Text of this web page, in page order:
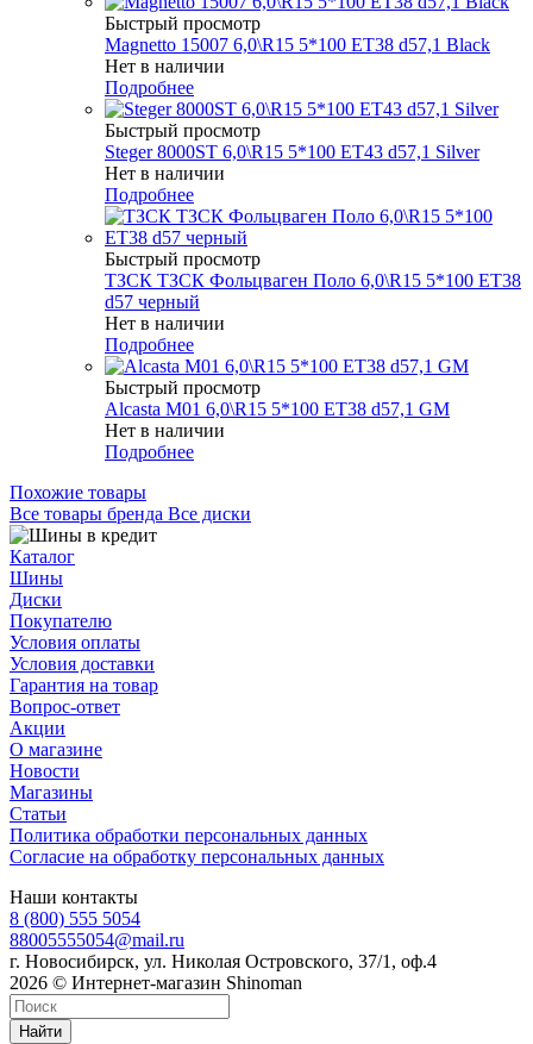
Быстрый просмотр
Magnetto 15007 6,0\R15 5*100 ET38 d57,1 Black
Нет в наличии
Подробнее
Быстрый просмотр
Steger 8000ST 6,0\R15 5*100 ET43 d57,1 Silver
Нет в наличии
Подробнее
Быстрый просмотр
ТЗСК ТЗСК Фольцваген Поло 6,0\R15 5*100 ET38
d57 черный
Нет в наличии
Подробнее
Быстрый просмотр
Alcasta M01 6,0\R15 5*100 ET38 d57,1 GM
Нет в наличии
Подробнее
Похожие товары
Все товары бренда Все диски
Каталог
Шины
Диски
Покупателю
Условия оплаты
Условия доставки
Гарантия на товар
Вопрос-ответ
Акции
О магазине
Новости
Магазины
Статьи
Политика обработки персональных данных
Согласие на обработку персональных данных
Наши контакты
8 (800) 555 5054
88005555054@mail.ru
г. Новосибирск, ул. Николая Островского, 37/1, оф.4
2026 © Интернет-магазин Shinoman
Найти